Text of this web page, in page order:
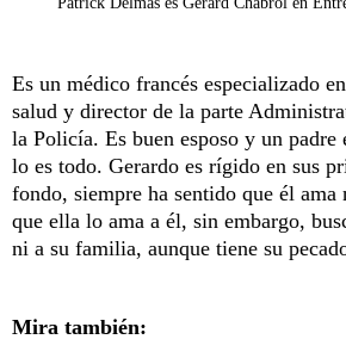
Es un médico francés especializado
salud y director de la parte
la Policía. Es buen esposo y un
lo es todo. Gerardo es rígido en sus
fondo, siempre ha sentido que él ama
que ella lo ama a él, sin embargo,
ni a su familia, aunque tiene su
Mira también: